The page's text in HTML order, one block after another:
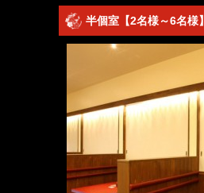
半個室【2名様～6名様】